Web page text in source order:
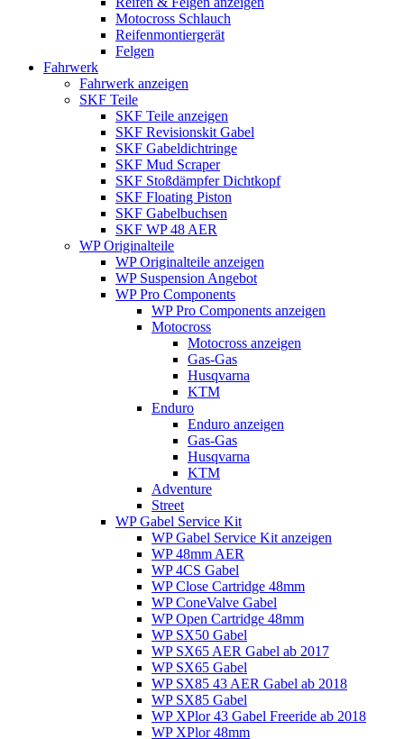
Motocross Schlauch
Reifenmontiergerät
Felgen
Fahrwerk
Fahrwerk anzeigen
SKF Teile
SKF Teile anzeigen
SKF Revisionskit Gabel
SKF Gabeldichtringe
SKF Mud Scraper
SKF Stoßdämpfer Dichtkopf
SKF Floating Piston
SKF Gabelbuchsen
SKF WP 48 AER
WP Originalteile
WP Originalteile anzeigen
WP Suspension Angebot
WP Pro Components
WP Pro Components anzeigen
Motocross
Motocross anzeigen
Gas-Gas
Husqvarna
KTM
Enduro
Enduro anzeigen
Gas-Gas
Husqvarna
KTM
Adventure
Street
WP Gabel Service Kit
WP Gabel Service Kit anzeigen
WP 48mm AER
WP 4CS Gabel
WP Close Cartridge 48mm
WP ConeValve Gabel
WP Open Cartridge 48mm
WP SX50 Gabel
WP SX65 AER Gabel ab 2017
WP SX65 Gabel
WP SX85 43 AER Gabel ab 2018
WP SX85 Gabel
WP XPlor 43 Gabel Freeride ab 2018
WP XPlor 48mm